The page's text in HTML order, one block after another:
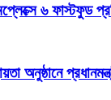
৬ ফাস্টফুড
অনুষ্ঠানে